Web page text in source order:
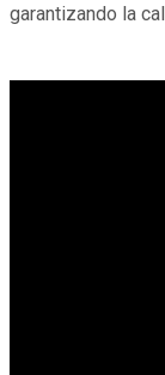
garantizando la